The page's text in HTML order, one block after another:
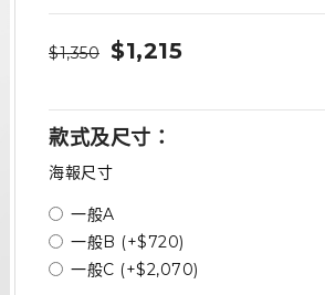
$1,350 $1,215
款式及尺寸：
海報尺寸
一般A
一般B (+$720)
一般C (+$2,070)